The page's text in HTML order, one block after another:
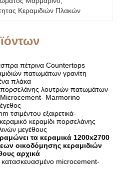
Κεραμιδιών Πλακών
πέτρινα Countertops
πατωμάτων γρανίτη
πλάκα
λουτρών πατωμάτων
Marmorino
εξαιρετικά-
κεραμίδι πορσελάνης
μεγέθους
τα κεραμικά 1200x2700
οικοδόμησης κεραμιδιών
αρχικά
microcement-